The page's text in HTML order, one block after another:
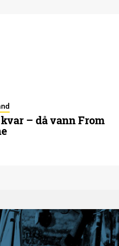
– då vann From